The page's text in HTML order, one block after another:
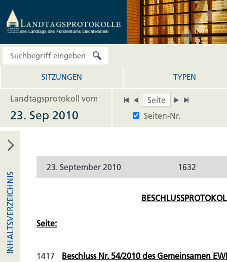
SITZUNGEN TYPEN
Landtagsprotokoll vom
Seiten-Nr.
23. Sep 2010
INHALTSVERZEICHNIS
23. September 2010 1632
Seite:
1417
Beschluss Nr. 54/2010 des Gemeinsamen